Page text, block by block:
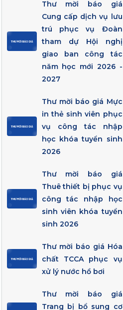
Thư mời báo giá
Cung cấp dịch vụ lưu
trú phục vụ Đoàn
tham dự Hội nghị
giao ban công tác
năm học mới 2026 -
2027
Thư mời báo giá Mực
in thẻ sinh viên phục
vụ công tác nhập
học khóa tuyển sinh
2026
Thư mời báo giá
Thuê thiết bị phục vụ
công tác nhập học
sinh viên khóa tuyển
sinh 2026
Thư mời báo giá Hóa
chất TCCA phục vụ
xử lý nước hồ bơi
Thư mời báo giá
Trang bị bổ sung cơ